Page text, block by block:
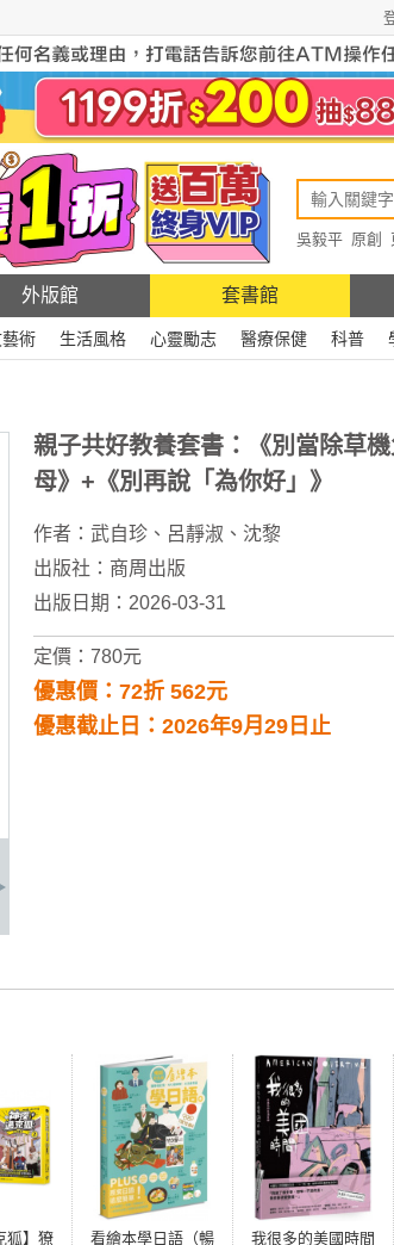
吳毅平 原創
外版館 套書館
藝術 生活風格 心靈勵志 醫療保健 科普
親子共好教養套書：《別當除草
母》+《別再說「為你好」》
作者： 武自珍 、 呂靜淑 、 沈黎
出版社： 商周出版
出版日期：2026-03-31
定價：780元
優惠價：72折 562元
優惠截止日：2026年9月29日止
狐】獠
看繪本學日語（暢
我很多的美國時間